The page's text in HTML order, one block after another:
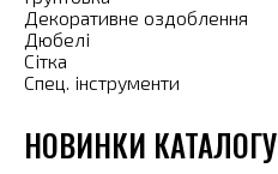
Декоративне оздоблення
Дюбелі
Сітка
Спец. інструменти
НОВИНКИ КАТАЛОГУ